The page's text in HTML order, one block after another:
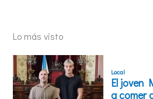
Lo más visto